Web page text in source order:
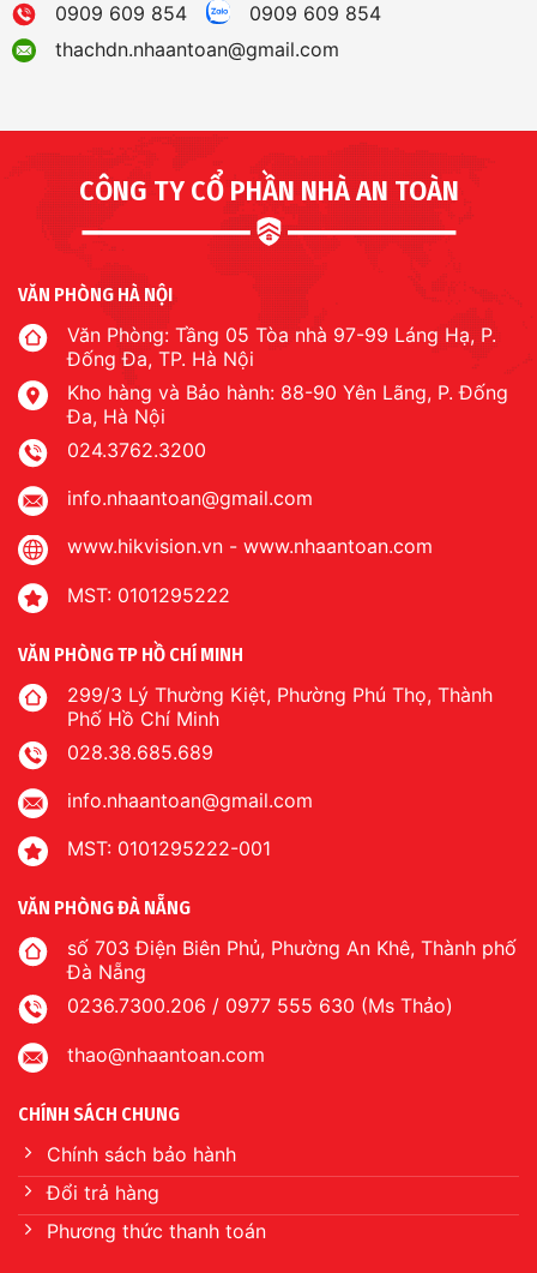
0909 609 854
0909 609 854
thachdn.nhaantoan@gmail.com
CÔNG TY CỔ PHẦN NHÀ AN TOÀN
VĂN PHÒNG HÀ NỘI
Văn Phòng: Tầng 05 Tòa nhà 97-99 Láng Hạ, P.
Đống Đa, TP. Hà Nội
Kho hàng và Bảo hành: 88-90 Yên Lãng, P. Đống
Đa, Hà Nội
024.3762.3200
info.nhaantoan@gmail.com
www.hikvision.vn - www.nhaantoan.com
MST: 0101295222
VĂN PHÒNG TP HỒ CHÍ MINH
299/3 Lý Thường Kiệt, Phường Phú Thọ, Thành
Phố Hồ Chí Minh
028.38.685.689
info.nhaantoan@gmail.com
MST: 0101295222-001
VĂN PHÒNG ĐÀ NẴNG
số 703 Điện Biên Phủ, Phường An Khê, Thành phố
Đà Nẵng
0236.7300.206 / 0977 555 630 (Ms Thảo)
thao@nhaantoan.com
CHÍNH SÁCH CHUNG
Chính sách bảo hành
Đổi trả hàng
Phương thức thanh toán